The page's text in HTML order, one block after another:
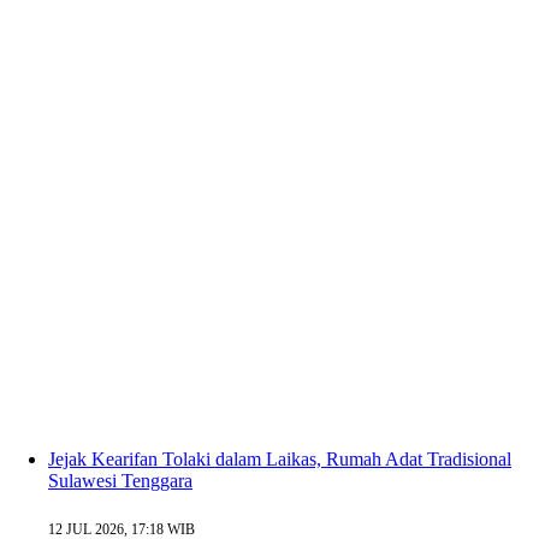
Jejak Kearifan Tolaki dalam Laikas, Rumah Adat Tradisional
Sulawesi Tenggara
12 JUL 2026, 17:18 WIB